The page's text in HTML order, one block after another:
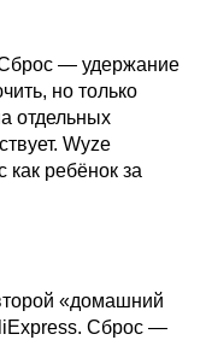
— удержание
но только
отдельных
Wyze
как ребёнок за
«домашний
Сброс —